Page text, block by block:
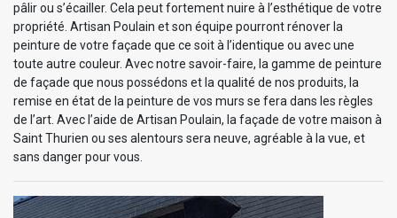
pâlir ou s’écailler. Cela peut fortement nuire à l’esthétique de votre
propriété. Artisan Poulain et son équipe pourront rénover la
peinture de votre façade que ce soit à l’identique ou avec une
toute autre couleur. Avec notre savoir-faire, la gamme de peinture
de façade que nous possédons et la qualité de nos produits, la
remise en état de la peinture de vos murs se fera dans les règles
de l’art. Avec l’aide de Artisan Poulain, la façade de votre maison à
Saint Thurien ou ses alentours sera neuve, agréable à la vue, et
sans danger pour vous.